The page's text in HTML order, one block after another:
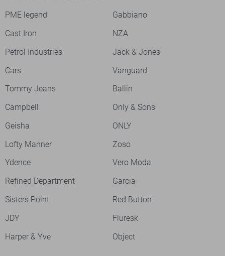
PME legend
Gabbiano
Cast Iron
NZA
Petrol Industries
Jack & Jones
Cars
Vanguard
Tommy Jeans
Ballin
Campbell
Only & Sons
Geisha
ONLY
Lofty Manner
Zoso
Ydence
Vero Moda
Refined Department
Garcia
Sisters Point
Red Button
JDY
Fluresk
Harper & Yve
Object